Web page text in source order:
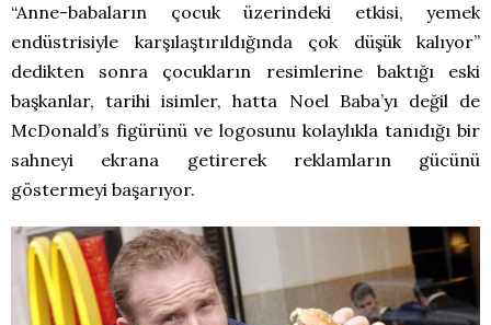
“Anne-babaların çocuk üzerindeki etkisi, yemek
endüstrisiyle karşılaştırıldığında çok düşük kalıyor”
dedikten sonra çocukların resimlerine baktığı eski
başkanlar, tarihi isimler, hatta Noel Baba’yı değil de
McDonald’s figürünü ve logosunu kolaylıkla tanıdığı bir
sahneyi ekrana getirerek reklamların gücünü
göstermeyi başarıyor.